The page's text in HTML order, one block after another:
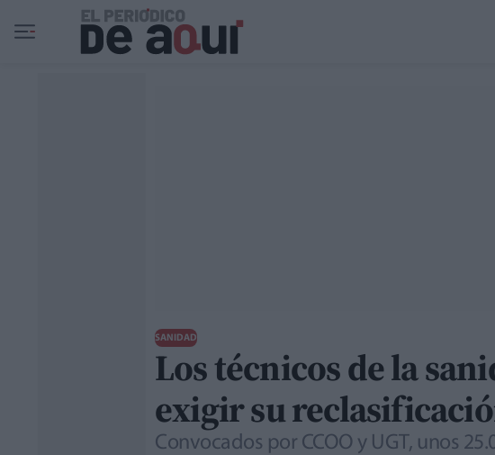
Ir al contenido principal
SANIDAD
Los técnicos de la
exigir su
Convocados por CCOO y UGT, unos